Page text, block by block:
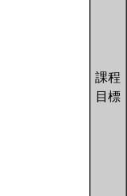
課程
目標